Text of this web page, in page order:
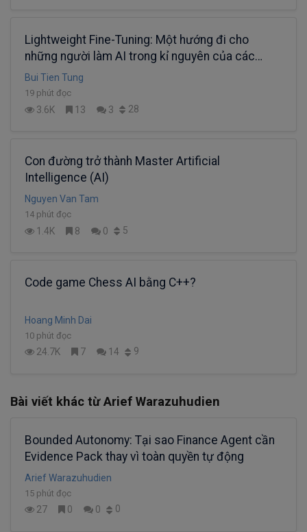
Lightweight Fine-Tuning: Một hướng đi cho
những người làm AI trong kỉ nguyên của các
Super Large Models (Phần 2)
Bui Tien Tung
19 phút đọc
3.6K 13 3 28
Con đường trở thành Master Artificial
Intelligence (AI)
Nguyen Van Tam
14 phút đọc
1.4K 8 0 5
Code game Chess AI bằng C++?
Hoang Minh Dai
10 phút đọc
24.7K 7 14 9
Bài viết khác từ Arief Warazuhudien
Bounded Autonomy: Tại sao Finance Agent cần
Evidence Pack thay vì toàn quyền tự động
Arief Warazuhudien
15 phút đọc
27 0 0 0